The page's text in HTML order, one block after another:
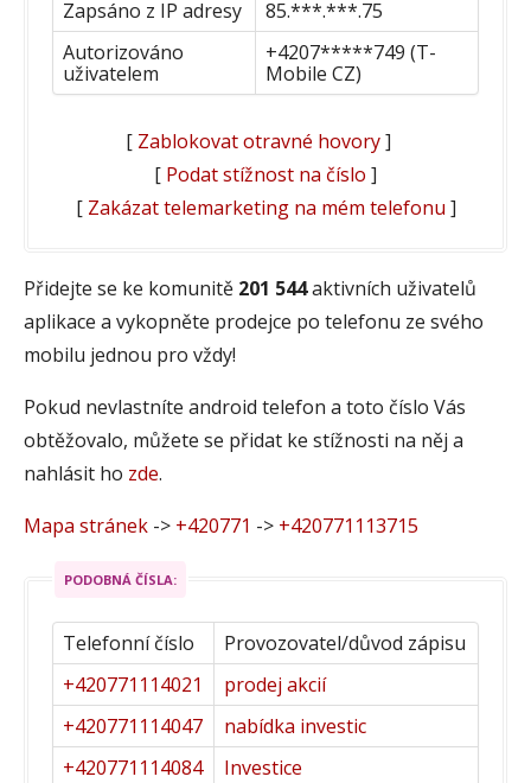
Zapsáno z IP adresy
85.***.***.75
Autorizováno
uživatelem
+4207*****749 (T-
Mobile CZ)
[ Zablokovat otravné hovory]
[ Podat stížnost na číslo ]
[ Zakázat telemarketing na mém telefonu ]
Přidejte se ke komunitě 201 544aktivních uživatelů
aplikace a vykopněte prodejce po telefonu ze svého
mobilu jednou pro vždy!
Pokud nevlastníte android telefon a toto číslo Vás
obtěžovalo, můžete se přidat ke stížnosti na něj a
nahlásit ho zde.
Mapa stránek -> +420771 -> +420771113715
PODOBNÁ ČÍSLA:
Telefonní číslo
Provozovatel/důvod zápisu
+420771114021
prodej akcií
+420771114047
nabídka investic
+420771114084
Investice